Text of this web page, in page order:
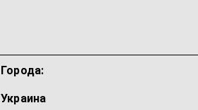
Города:
Украина